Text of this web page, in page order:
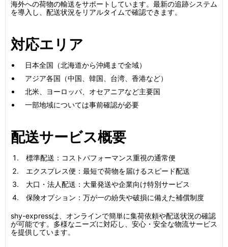
海外への荷物の輸送をサポートしています。最新の追跡システム
を導入し、配送状況をリアルタイムで確認できます。
対応エリア
日本全国（北海道から沖縄まで全域）
アジア各国（中国、韓国、台湾、香港など）
北米、ヨーロッパ、オセアニアなど主要国
一部地域については事前確認が必要
配送サービス概要
標準配送：コストパフォーマンス重視の通常便
エクスプレス便：最短で荷物を届けるスピード配送
大口・法人配送：大量発送や企業向け特別サービス
保険オプション：万が一の紛失や破損に備えた補償制度
shy-expressは、オンラインで簡単に集荷依頼や配送状況の確認
が可能です。多様なニーズに対応し、安心・安全な物流サービス
を提供しています。